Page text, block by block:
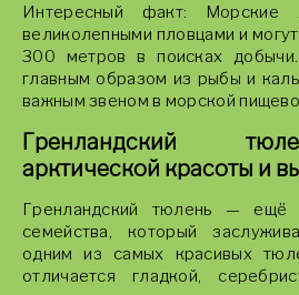
Интересный факт: Морские
великолепными пловцами и
300 метров в поисках
главным образом из рыбы и
важным звеном в морской
Гренландский
арктической красоты и
Гренландский тюлень — ещё
семейства, который
одним из самых красивых
отличается гладкой,